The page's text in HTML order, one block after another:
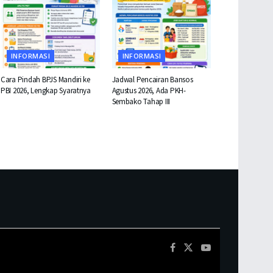
INFORMASI
Cara Pindah BPJS Mandiri ke
PBI 2026, Lengkap Syaratnya
INFORMASI
Jadwal Pencairan Bansos
Agustus 2026, Ada PKH-
Sembako Tahap III